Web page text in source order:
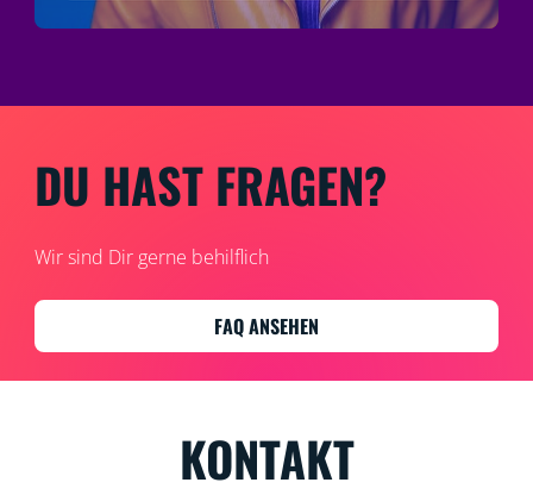
DU HAST FRAGEN?
Wir sind Dir gerne behilflich
FAQ ANSEHEN
KONTAKT